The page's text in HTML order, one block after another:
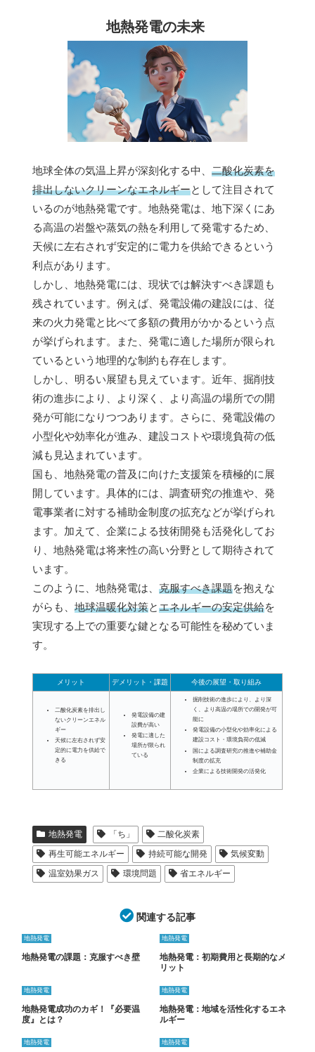
地熱発電の未来
地球全体の気温上昇が深刻化する中、 二酸化炭素を
排出しないクリーンなエネルギーとして注目されて
いるのが地熱発電です。地熱発電は、地下深くにあ
る高温の岩盤や蒸気の熱を利用して発電するため、
天候に左右されず安定的に電力を供給できるという
利点があります。
しかし、地熱発電には、現状では解決すべき課題も
残されています。例えば、発電設備の建設には、従
来の火力発電と比べて多額の費用がかかるという点
が挙げられます。また、発電に適した場所が限られ
ているという地理的な制約も存在します。
しかし、明るい展望も見えています。近年、掘削技
術の進歩により、より深く、より高温の場所での開
発が可能になりつつあります。さらに、発電設備の
小型化や効率化が進み、建設コストや環境負荷の低
減も見込まれています。
国も、地熱発電の普及に向けた支援策を積極的に展
開しています。具体的には、調査研究の推進や、発
電事業者に対する補助金制度の拡充などが挙げられ
ます。加えて、企業による技術開発も活発化してお
り、地熱発電は将来性の高い分野として期待されて
います。
このように、地熱発電は、 克服すべき課題を抱えな
がらも、 地球温暖化対策とエネルギーの安定供給を
実現する上での重要な鍵となる可能性を秘めていま
す。
メリット デメリット・課題 今後の展望・取り組み
二酸化炭素を排出し
ないクリーンエネル
ギー
天候に左右されず安
定的に電力を供給で
きる
発電設備の建
設費が高い
発電に適した
場所が限られ
ている
掘削技術の進歩により、より深
く、より高温の場所での開発が可
能に
発電設備の小型化や効率化による
建設コスト・環境負荷の低減
国による調査研究の推進や補助金
制度の拡充
企業による技術開発の活発化
地熱発電 「ち」
二酸化炭素
再生可能エネルギー
持続可能な開発
気候変動
温室効果ガス
環境問題 省エネルギー
関連する記事
地熱発電
地熱発電の課題：克服すべき壁
地熱発電
地熱発電：初期費用と長期的なメ
リット
地熱発電
地熱発電成功のカギ！『必要温
度』とは？
地熱発電
地熱発電：地域を活性化するエネ
ルギー
地熱発電 地熱発電